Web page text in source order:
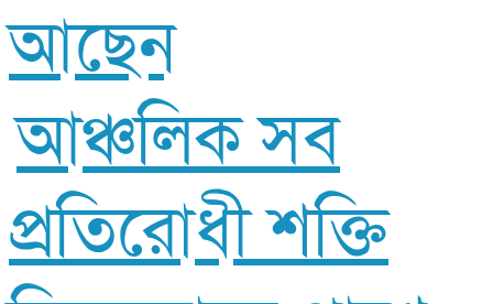
আছেন
আঞ্চলিক সব
প্রতিরোধী শক্তি